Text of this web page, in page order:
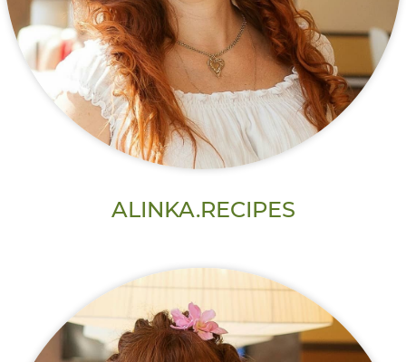
ALINKA.RECIPES